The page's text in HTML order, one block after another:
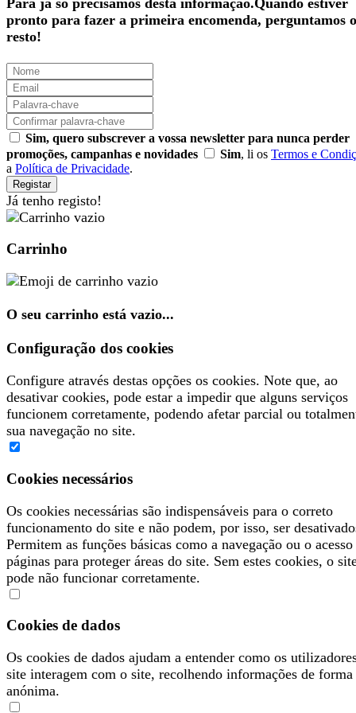
Para já só precisamos desta informação.Quando estiver
pronto para fazer a primeira encomenda, perguntamos o
resto!
Sim, quero subscrever a vossa newsletter para nunca perder
promoções, campanhas e novidades
Sim, li os Termos e
a Política de Privacidade.
Registar
Já tenho registo!
Carrinho
O seu carrinho está vazio...
Configuração dos cookies
Configure através destas opções os cookies. Note que, ao
desativar cookies, pode estar a impedir que alguns serviços
funcionem corretamente, podendo afetar parcial ou
sua navegação no site.
Cookies necessários
Os cookies necessárias são indispensáveis para o correto
funcionamento do site e não podem, por isso, ser
Permitem as funções básicas como a navegação ou o acesso
páginas para proteger áreas do site. Sem estes cookies, o
pode não funcionar corretamente.
Cookies de dados
Os cookies de dados ajudam a entender como os
site interagem com o site, recolhendo informações de forma
anónima.